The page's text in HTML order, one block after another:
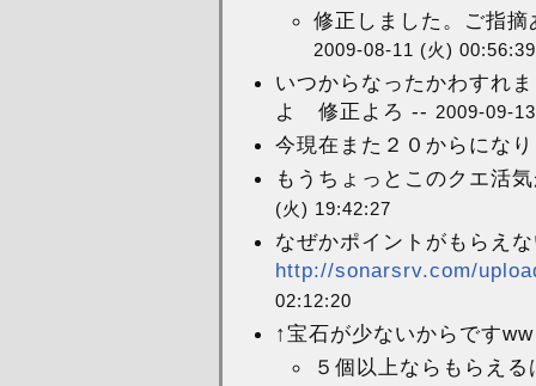
修正しました。ご指
2009-08-11 (火) 00:56:39
いつからなったかわすれ
よ 修正よろ -- 2009-09-
今現在また２０からにな
もうちょっとこのクエ活
(火) 19:42:27
なぜかポイントがもらえ
http://sonarsrv.com/
02:12:20
↑宝石が少ないからです
５個以上ならもらえ